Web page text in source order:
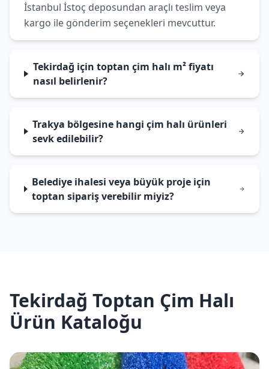
İstanbul İstoç deposundan araçlı teslim veya
kargo ile gönderim seçenekleri mevcuttur.
Tekirdağ için toptan çim halı m² fiyatı
nasıl belirlenir?
Trakya bölgesine hangi çim halı ürünleri
sevk edilebilir?
Belediye ihalesi veya büyük proje için
toptan sipariş verebilir miyiz?
Tekirdağ Toptan Çim Halı
Ürün Kataloğu